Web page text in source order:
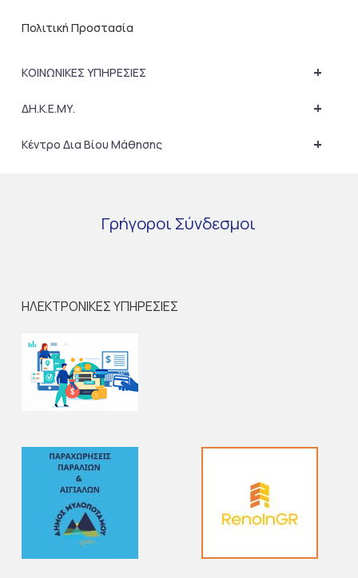
Πολιτική Προστασία
+
ΚΟΙΝΩΝΙΚΕΣ ΥΠΗΡΕΣΙΕΣ
+
ΔΗ.Κ.Ε.ΜΥ.
+
Κέντρο Δια Βίου Μάθησης
Γρήγοροι Σύνδεσμοι
ΗΛΕΚΤΡΟΝΙΚΕΣ ΥΠΗΡΕΣΙΕΣ